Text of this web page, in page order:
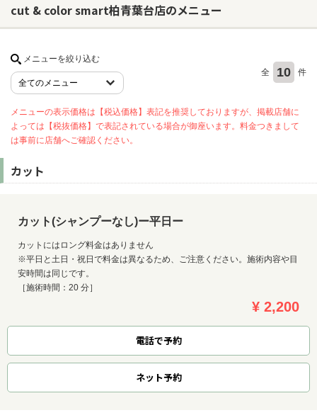
現在地から探す
ヘアサロン
ネイルサロン
まつげサロン
エステサロン
美容クリニック
ヘアカタログ
ネイルカタログ
メンズカタログ
cut & color smart柏青葉台店のメニュー
メニューを絞り込む
全
10 件
メニューの表示価格は【税込価格】表記を推奨しておりますが、掲載店舗に
よっては【税抜価格】で表記されている場合が御座います。料金つきまして
は事前に店舗へご確認ください。
カット
カット(シャンプーなし)ー平日ー
カットにはロング料金はありません
※平日と土日・祝日で料金は異なるため、ご注意ください。施術内容や目
安時間は同じです。
［施術時間：20 分］
¥ 2,200
電話で予約
ネット予約